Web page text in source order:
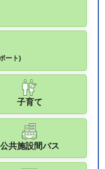
ート)
子育て
公共施設間バス